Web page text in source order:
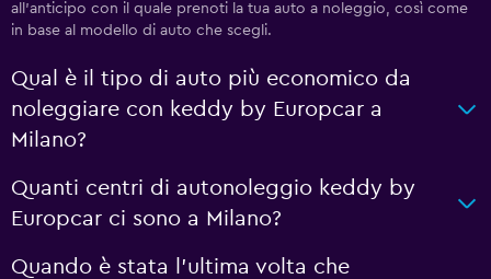
all'anticipo con il quale prenoti la tua auto a noleggio, così come
in base al modello di auto che scegli.
Qual è il tipo di auto più economico da
noleggiare con keddy by Europcar a
Milano?
Quanti centri di autonoleggio keddy by
Europcar ci sono a Milano?
Quando è stata l'ultima volta che